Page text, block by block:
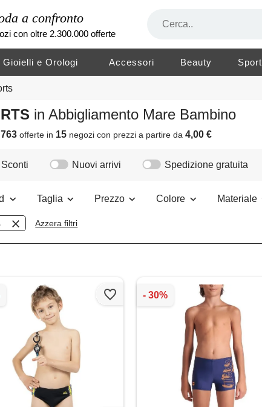
a confronto
con oltre 2.300.000 offerte
Gioielli e Orologi Accessori Beauty Sport
in Abbigliamento Mare Bambino
763 offerte in 15 negozicon prezzi a partire da4,00 €
Sconti Nuovi arrivi Spedizione gratuita
Taglia Prezzo Colore Materiale
Azzera filtri